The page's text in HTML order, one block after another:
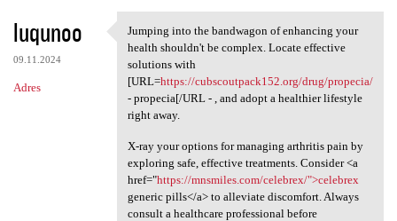
luqunoo
09.11.2024
Adres
Jumping into the bandwagon of
Jumping into the bandwagon of enhancing your
health shouldn't be complex. Locate effective
solutions with
[URL=https://cubscoutpack152.org/drug/propecia/
- propecia[/URL - , and adopt a healthier lifestyle
right away.
X-ray your options for managing arthritis pain by
exploring safe, effective treatments. Consider <a
href="https://mnsmiles.com/celebrex/">celebrex
generic pills</a> to alleviate discomfort. Always
consult a healthcare professional before